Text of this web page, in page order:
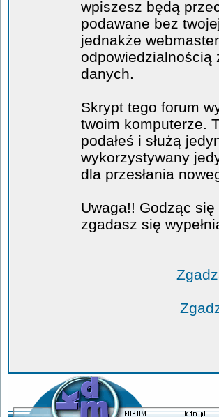
wpiszesz będą
podawane bez
jednakże
odpowiedzialnością
danych.
Skrypt tego forum
twoim komputerze.
podałeś i służą
wykorzystywany
dla przesłania
Uwaga!! Godząc
zgadasz się